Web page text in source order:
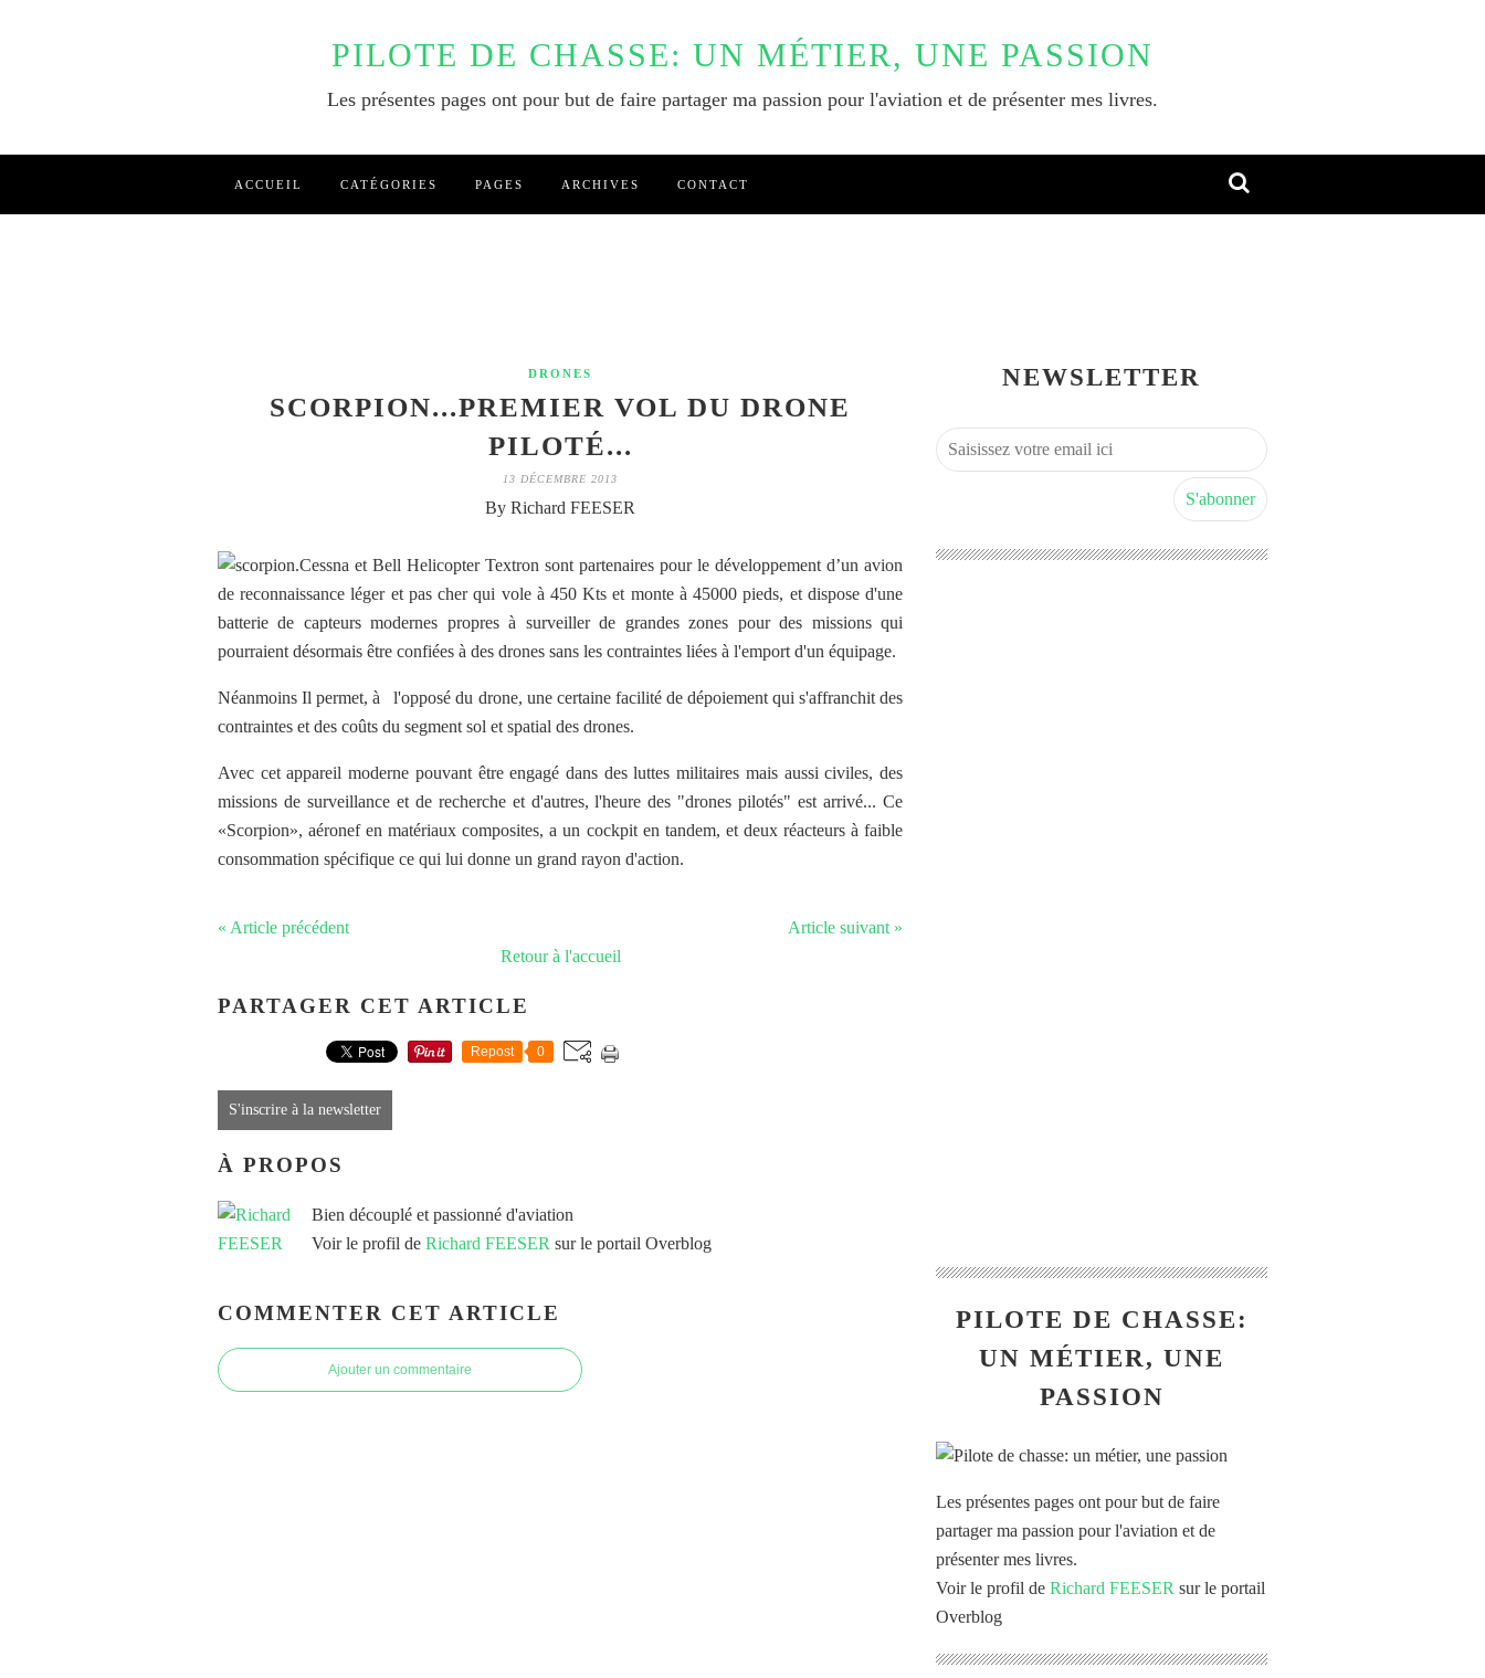
PILOTE DE CHASSE: UN MÉTIER, UNE PASSION
Les présentes pages ont pour but de faire partager ma passion pour l'aviation et de présenter mes livres.
ACCUEIL CATÉGORIES PAGES ARCHIVES CONTACT
DRONES
SCORPION...PREMIER VOL DU DRONE
PILOTÉ...
13 DÉCEMBRE 2013
By Richard FEESER
.Cessna et Bell Helicopter Textron sont partenaires pour le développement d’un avion
de reconnaissance léger et pas cher qui vole à 450 Kts et monte à 45000 pieds, et dispose d'une
batterie de capteurs modernes propres à surveiller de grandes zones pour des missions qui
pourraient désormais être confiées à des drones sans les contraintes liées à l'emport d'un équipage.
Néanmoins Il permet, à l'opposé du drone, une certaine facilité de dépoiement qui s'affranchit des
contraintes et des coûts du segment sol et spatial des drones.
Avec cet appareil moderne pouvant être engagé dans des luttes militaires mais aussi civiles, des
missions de surveillance et de recherche et d'autres, l'heure des "drones pilotés" est arrivé... Ce
«Scorpion», aéronef en matériaux composites, a un cockpit en tandem, et deux réacteurs à faible
consommation spécifique ce qui lui donne un grand rayon d'action.
« Article précédent
Article suivant »
Retour à l'accueil
PARTAGER CET ARTICLE
Repost 0
S'inscrire à la newsletter
À PROPOS
Bien découplé et passionné d'aviation
Voir le profil de Richard FEESER sur le portail Overblog
COMMENTER CET ARTICLE
Ajouter un commentaire
NEWSLETTER
PILOTE DE CHASSE:
UN MÉTIER, UNE
PASSION
Les présentes pages ont pour but de faire
partager ma passion pour l'aviation et de
présenter mes livres.
Voir le profil de Richard FEESER sur le portail
Overblog